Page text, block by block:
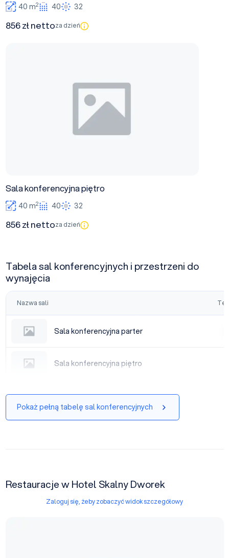
40 m2 40 32
856 zł nettoza dzień
Sala konferencyjna piętro
40 m2 40 32
856 zł nettoza dzień
Tabela sal konferencyjnych i przestrzeni do
wynajęcia
Nazwa sali
Sala konferencyjna parter
Sala konferencyjna parter
Sala konferencyjna piętro
Sala konferencyjna piętro
Pokaż pełną tabelę sal konferencyjnych
Restauracje w Hotel Skalny Dworek
Zaloguj się, żeby zobaczyć widok szczegółowy